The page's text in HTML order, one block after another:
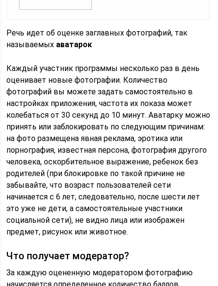
Речь идет об оценке заглавных фотографий, так
называемых аватарок
Каждый участник программы несколько раз в день
оценивает новые фотографии. Количество
фотографий вы можете задать самостоятельно в
настройках приложения, частота их показа может
колебаться от 30 секунд до 10 минут. Аватарку можно
принять или заблокировать по следующим причинам:
на фото размещена явная реклама, эротика или
порнография, известная персона, фотография другого
человека, оскорбительное выражение, ребенок без
родителей (при блокировке по такой причине не
забывайте, что возраст пользователей сети
начинается с 6 лет, следовательно, после шести лет
это уже не дети, а самостоятельные участники
социальной сети), не видно лица или изображен
предмет, рисунок или животное.
Что получает модератор?
За каждую оцененную модератором фотографию